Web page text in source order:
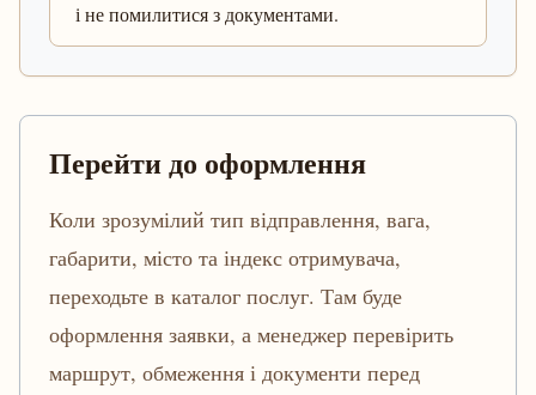
і не помилитися з документами.
Перейти до оформлення
Коли зрозумілий тип відправлення, вага,
габарити, місто та індекс отримувача,
переходьте в каталог послуг. Там буде
оформлення заявки, а менеджер перевірить
маршрут, обмеження і документи перед